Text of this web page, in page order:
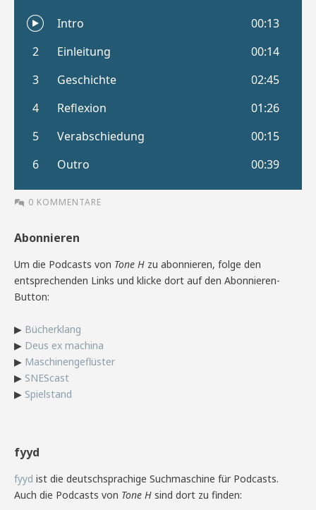
0 KOMMENTARE
Abonnieren
Um die Podcasts von Tone H zu abonnieren, folge den
entsprechenden Links und klicke dort auf den Abonnieren-
Button:
▶ Bücherklang
▶ Deus ex machina
▶ Maschinengeflüster
▶ SNEScast
▶ Spielstand
fyyd
fyyd ist die deutschsprachige Suchmaschine für Podcasts.
Auch die Podcasts von Tone H sind dort zu finden: